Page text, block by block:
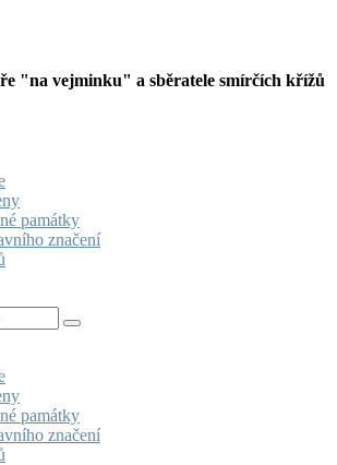
"na vejminku" a sběratele smírčích křížů
památky
značení
Hledat
památky
značení